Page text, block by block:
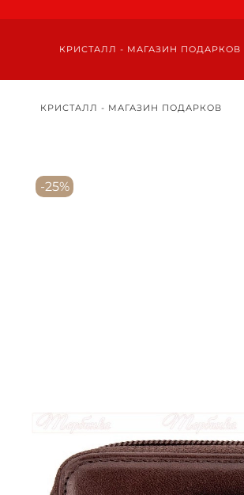
КРИСТАЛЛ - МАГАЗИН ПОДАРКОВ
КРИСТАЛЛ - МАГАЗИН ПОДАРКОВ
-25%